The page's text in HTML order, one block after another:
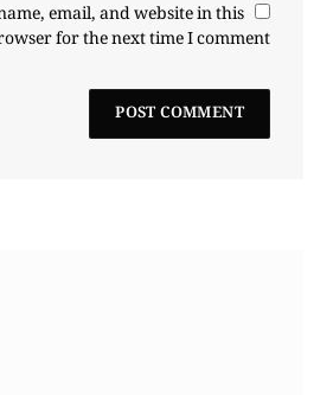
email, and website in this
for the next time I comment.